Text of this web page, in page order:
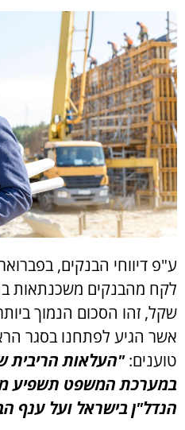
ע"פ דיווחי הבנקים,
שקל, זהו הסכום הנמוך
טוענים:"העלאות הריבית
במערכת המשפט תשפיע
הנדל"ן בישראל ועל ענף